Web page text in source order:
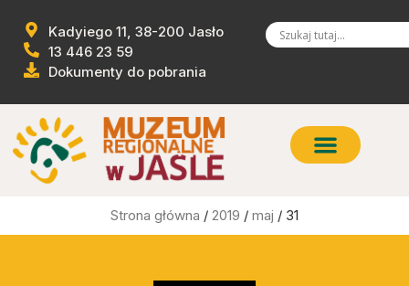
Kadyiego 11, 38-200 Jasło
13 446 23 59
Dokumenty do pobrania
Strona główna / 2019 / maj / 31